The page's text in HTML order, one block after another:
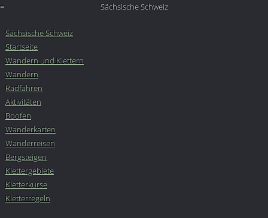
Sächsische Schweiz
=
Sächsische Schweiz
Startseite
Wandern und Klettern
Wandern
Radfahren
Aktivitäten
Boofen
Wanderkarten
Wanderreisen
Bergsteigen
Klettergebiete
Kletterkurse
Kletterregeln